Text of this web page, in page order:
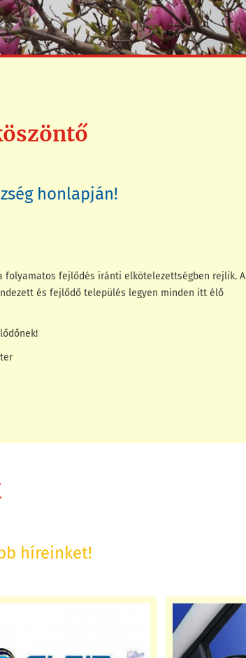
honlapján!
folyamatos fejlődés iránti elkötelezettségben rejlik. A
és fejlődő település legyen minden itt élő
híreinket!